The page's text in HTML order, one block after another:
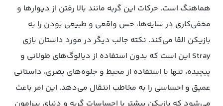
هماهنگ است. حرکات این گربه مانند بالا رفتن از دیوارها و
مخفی‌کاری در سایه‌ها، حس واقعی و طبیعی بودن را به
بازیکن القا می‌کند. نکته جالب دیگر در مورد داستان بازی
Stray این است که بدون استفاده از دیالوگ‌های طولانی و
پیچیده، تنها با استفاده از محیط و جلوه‌های بصری، داستانی
عمیق و احساسی را به مخاطب انتقال می‌دهد. این امر باعث